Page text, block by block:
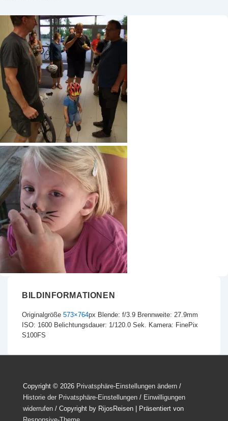
BILDINFORMATIONEN
Originalgröße 573×764px Blende: f/3.9 Brennweite: 27.9mm
ISO: 1600 Belichtungsdauer: 1/120.0 Sek. Kamera: FinePix
S100FS
Copyright © 2026 Privatsphäre-Einstellungen ändern /
Historie der Privatsphäre-Einstellungen / Einwilligungen
widerrufen / Copyright by RijosReisen
| Präsentiert von